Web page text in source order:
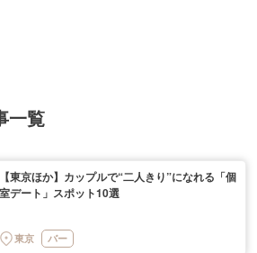
一覧
【東京ほか】カップルで“二人きり”になれる「個
室デート」スポット10選
東京 バー